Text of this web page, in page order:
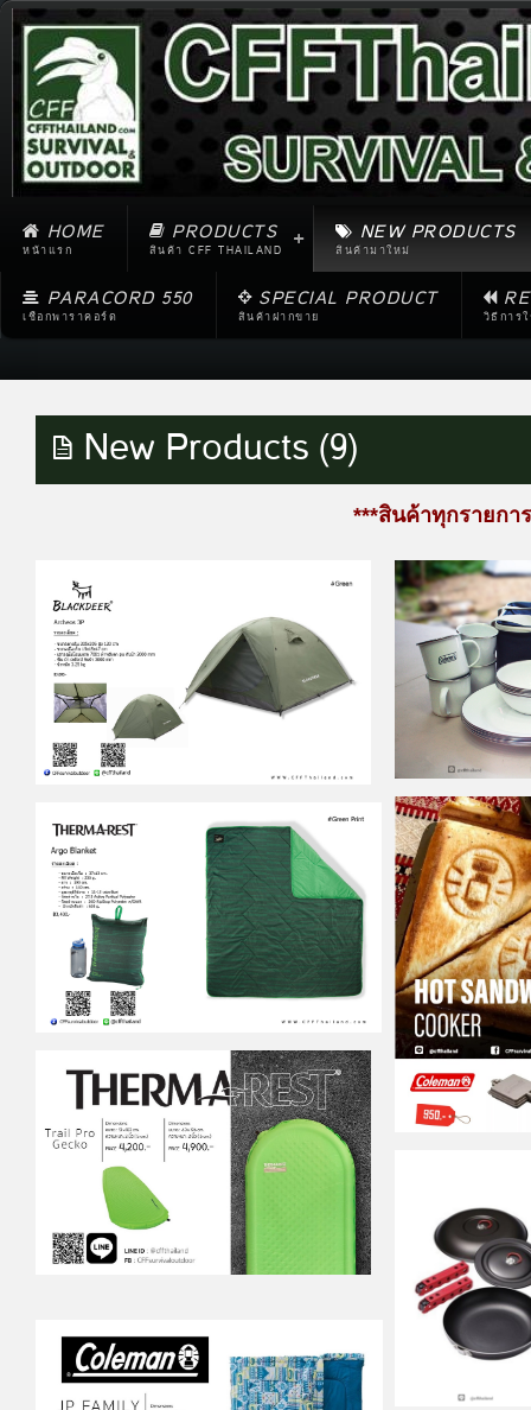
HOME
หน้าแรก
PRODUCTS
สินค้า CFF THAILAND
NEW PRODUCTS
สินค้ามาใหม่
PARACORD 550
เชือกพาราคอร์ด
SPECIAL PRODUCT
สินค้าฝากขาย วิธีการ
New Products (9)
***สินค้าทุกรายกา